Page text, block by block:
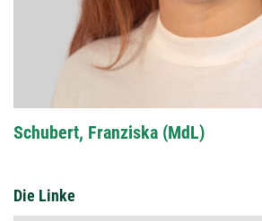
Schubert, Franziska (MdL)
Die Linke